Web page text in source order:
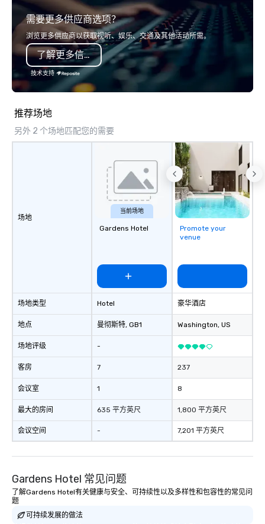
explore the mindsets
world's fastest-
or walk away with a
innovation playbook,
Fully customizable by
需要更多供应商选项？
浏览更多供应商以获取视听、娱乐、交通及其他活动所需。
了解更多信息
技术支持
推荐场地
另外 2 个场地匹配您的需要
场地
场地类型
地点
场地评级
客房
会议室
最大的房间
会议空间
当前场地
Gardens Hotel
Hotel
曼彻斯特, GB1
-
7
1
635 平方英尺
-
Promote your
venue
豪华酒店
Washington, US
237
8
1,800 平方英尺
7,201 平方英尺
Gardens Hotel 常见问题
了解Gardens Hotel有关健康与安全、可持续性以及多样性和包容性的常见问
题
可持续发展的做法